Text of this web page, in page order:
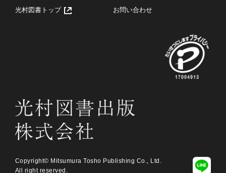
光村図書トップ お問い合わせ
Copyright© Mitsumura Tosho Publishing Co., Ltd.
All right reserved.